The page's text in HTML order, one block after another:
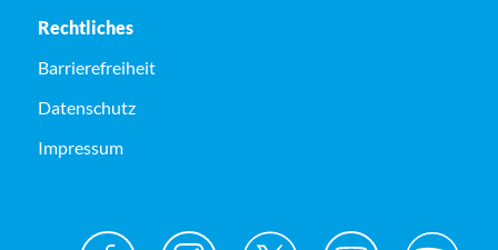
Rechtliches
Barrierefreiheit
Datenschutz
Impressum